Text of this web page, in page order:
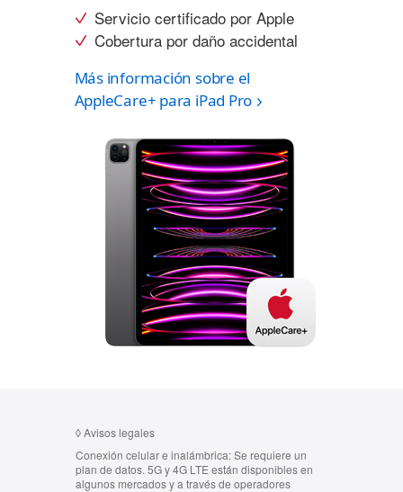
Servicio certificado por Apple
Cobertura por daño accidental
Más información sobre el
AppleCare+ para iPad Pro
◊Avisos legales
Conexión celular e inalámbrica:Se requiere un
plan de datos. 5G y 4G LTE están disponibles en
algunos mercados y a través de operadores